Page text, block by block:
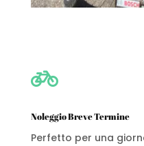

Noleggio Breve Termine
Perfetto per una